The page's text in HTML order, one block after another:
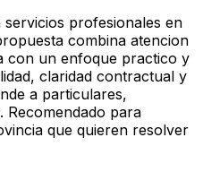
servicios profesionales en
combina atencion
con un enfoque practico y
claridad contractual y
a particulares,
Recomendado para
que quieren resolver